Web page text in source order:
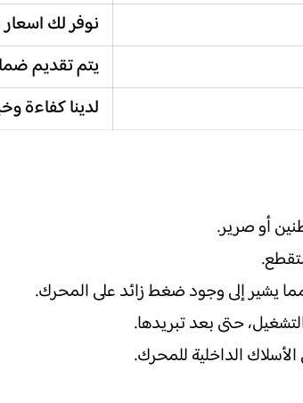
نوفر لك
يتم تقديم
لدينا كفاءة وخبرة
أو صرير.
يشير إلى وجود ضغط زائد على المحرك.
حتى بعد تبريدها.
الداخلية للمحرك.